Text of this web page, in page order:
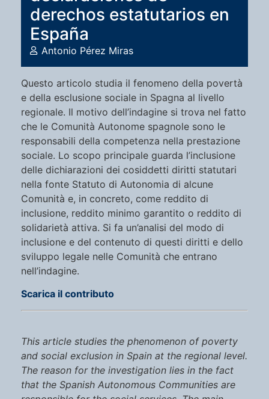
derechos estatutarios en
España
Antonio Pérez Miras
Questo articolo studia il fenomeno della povertà
e della esclusione sociale in Spagna al livello
regionale. Il motivo dell’indagine si trova nel fatto
che le Comunità Autonome spagnole sono le
responsabili della competenza nella prestazione
sociale. Lo scopo principale guarda l’inclusione
delle dichiarazioni dei cosiddetti diritti statutari
nella fonte Statuto di Autonomia di alcune
Comunità e, in concreto, come reddito di
inclusione, reddito minimo garantito o reddito di
solidarietà attiva. Si fa un’analisi del modo di
inclusione e del contenuto di questi diritti e dello
sviluppo legale nelle Comunità che entrano
nell’indagine.
Scarica il contributo
This article studies the phenomenon of poverty
and social exclusion in Spain at the regional level.
The reason for the investigation lies in the fact
that the Spanish Autonomous Communities are